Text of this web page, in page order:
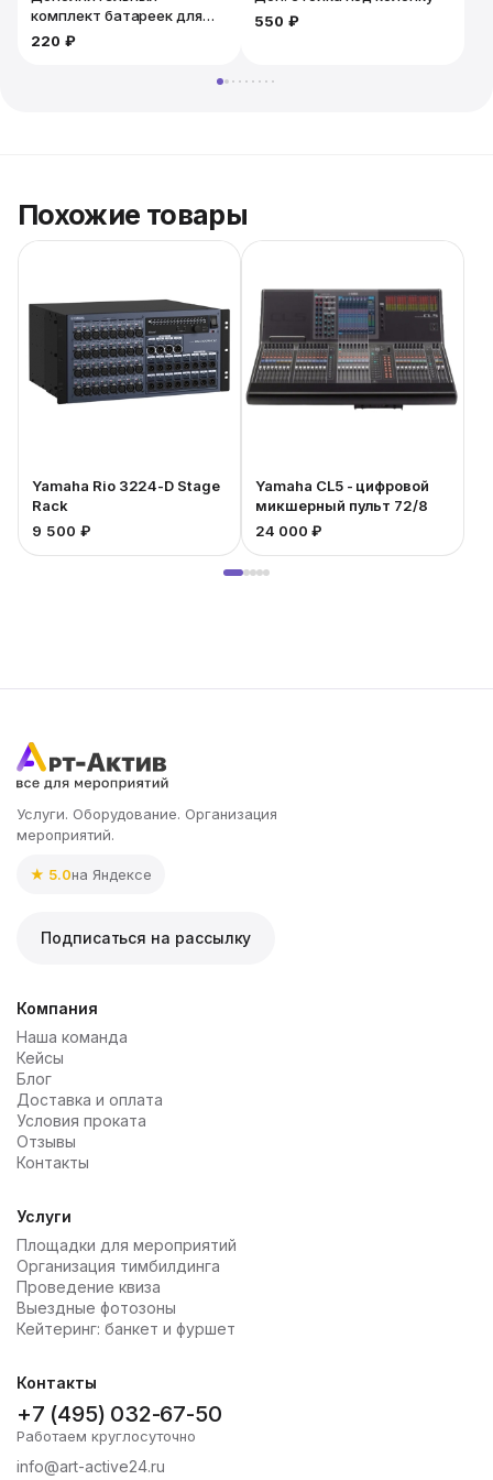
комплект батареек для
микрофона. 2шт
220 ₽
550 ₽
Похожие товары
Yamaha Rio 3224-D Stage
Rack
9 500 ₽
Yamaha CL5 - цифровой
микшерный пульт 72/8
24 000 ₽
Услуги. Оборудование. Организация
мероприятий.
★ 5.0на Яндексе
Подписаться на рассылку
Компания
Наша команда
Кейсы
Блог
Доставка и оплата
Условия проката
Отзывы
Контакты
Услуги
Площадки для мероприятий
Организация тимбилдинга
Проведение квиза
Выездные фотозоны
Кейтеринг: банкет и фуршет
Контакты
+7 (495) 032-67-50
Работаем круглосуточно
info@art-active24.ru